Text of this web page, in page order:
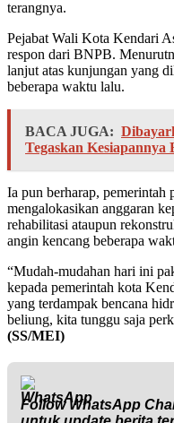
terangnya.
Pejabat Wali Kota Kendari
respon dari BNPB.
lanjut atas kunjungan yang
beberapa waktu lalu.
BACA JUGA:
Tegaskan
Ia pun berharap, pemerintah
mengalokasikan anggaran
rehabilitasi ataupun
angin kencang beberapa
“Mudah-mudahan hari ini
kepada pemerintah kota
yang terdampak bencana
beliung, kita tunggu saja
(SS/MEI)
Follow WhatsApp